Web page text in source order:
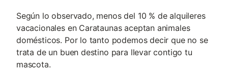
Según lo observado, menos del 10 % de alquileres
vacacionales en Carataunas aceptan animales
domésticos. Por lo tanto podemos decir que no se
trata de un buen destino para llevar contigo tu
mascota.